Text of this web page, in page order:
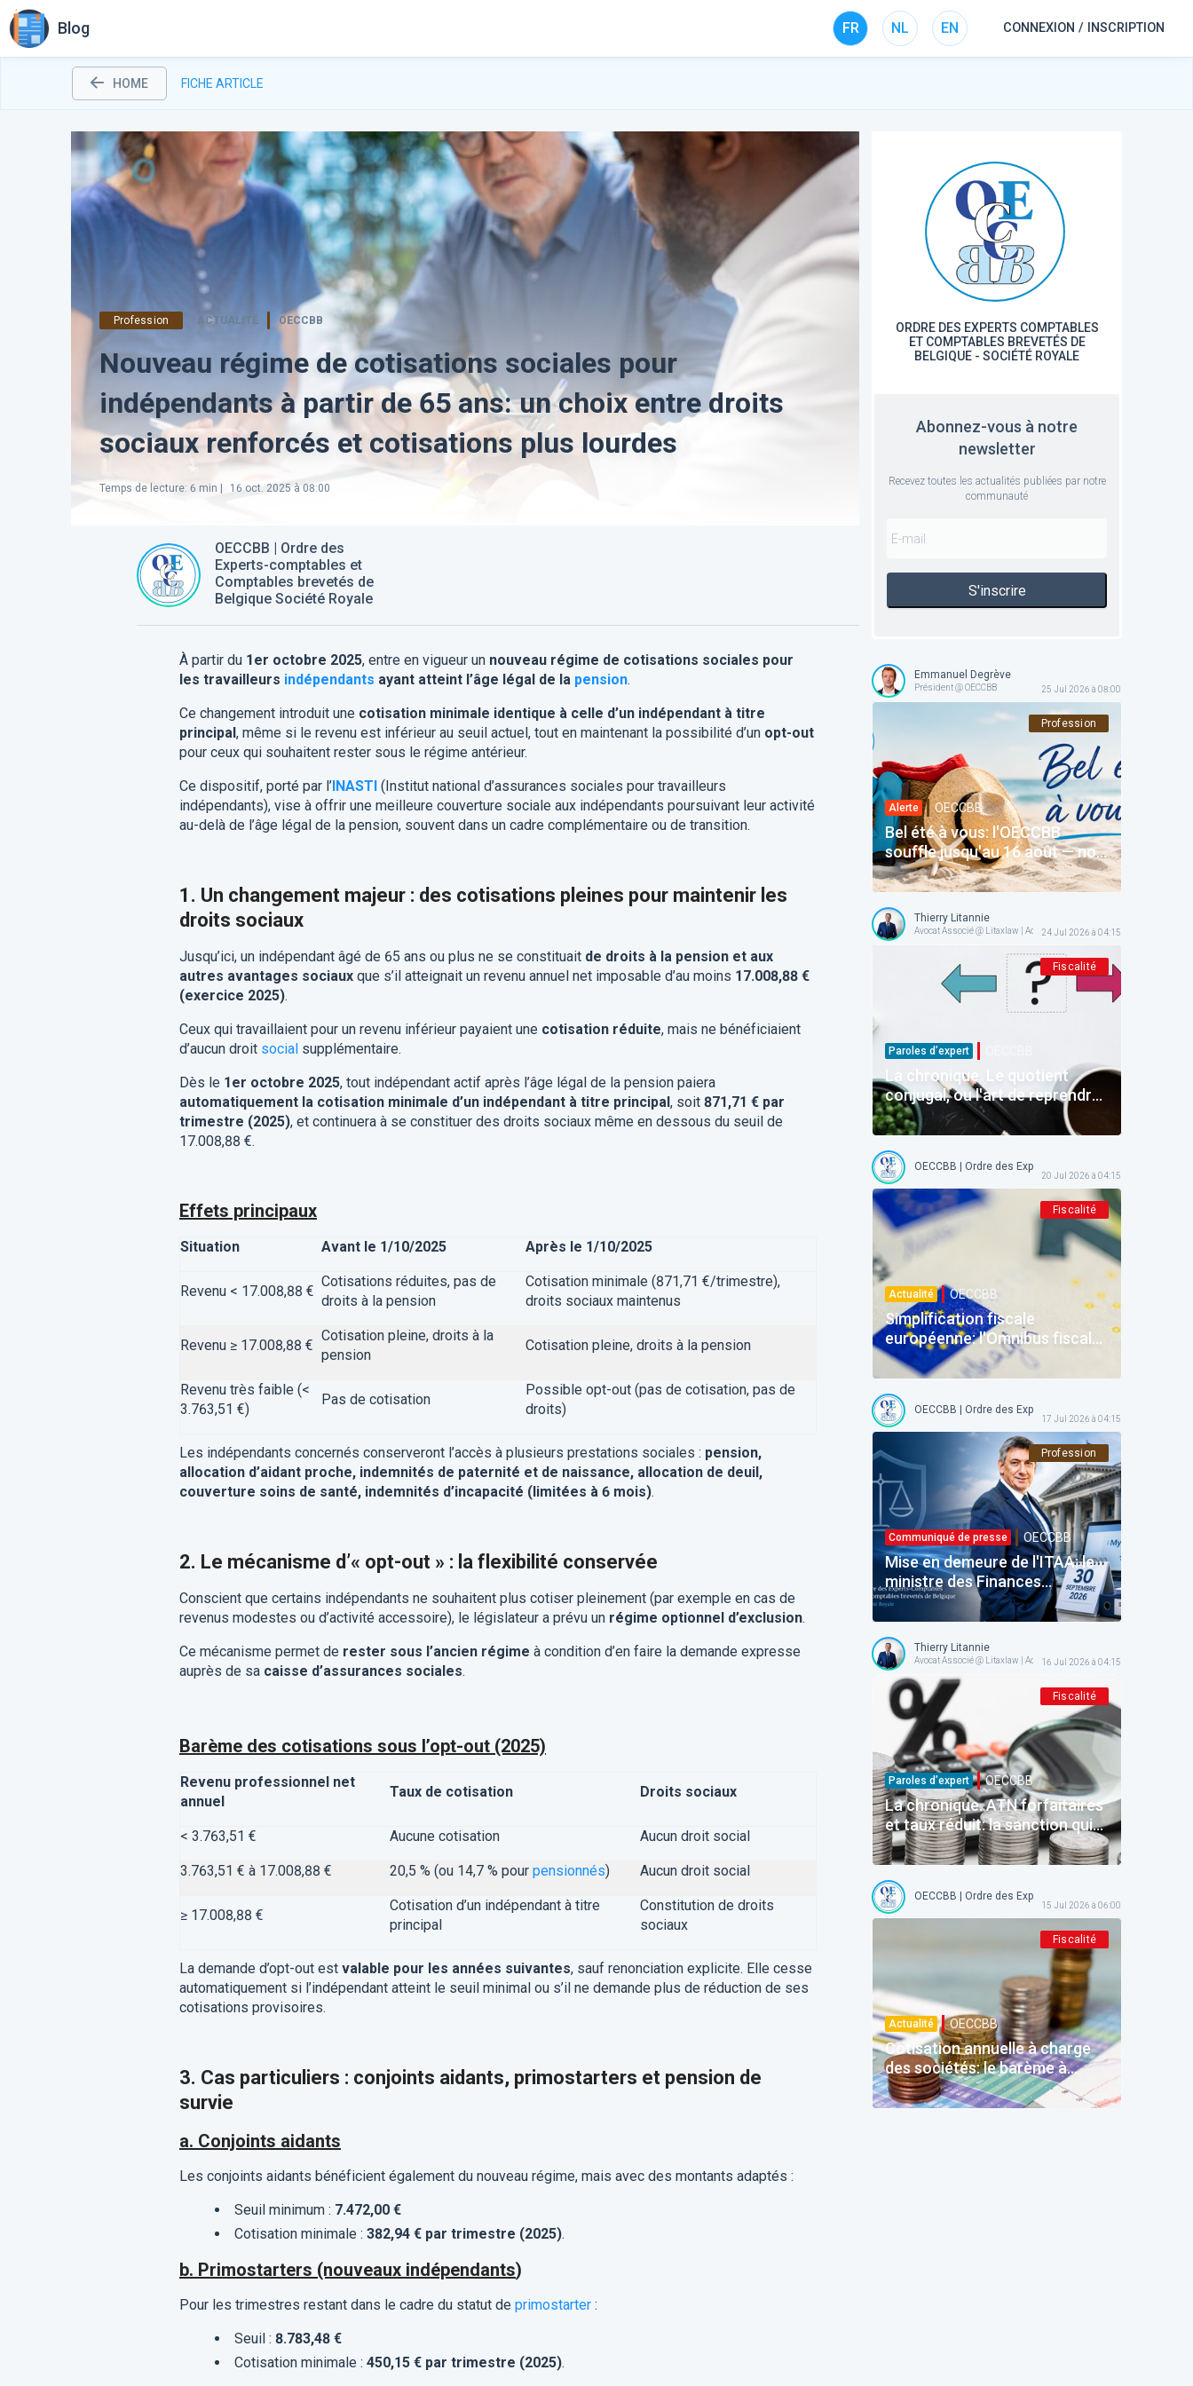
Blog FR NL EN CONNEXION / INSCRIPTION
HOME FICHE ARTICLE
Profession ACTUALITÉ OECCBB
Nouveau régime de cotisations sociales pour
indépendants à partir de 65 ans: un choix entre droits
sociaux renforcés et cotisations plus lourdes
Temps de lecture: 6 min | 16 oct. 2025 à 08:00
OECCBB | Ordre des
Experts-comptables et
Comptables brevetés de
Belgique Société Royale
À partir du 1er octobre 2025, entre en vigueur un nouveau régime de cotisations sociales pour
les travailleurs indépendants ayant atteint l’âge légal de la pension.
Ce changement introduit une cotisation minimale identique à celle d’un indépendant à titre
principal, même si le revenu est inférieur au seuil actuel, tout en maintenant la possibilité d’un opt-out
pour ceux qui souhaitent rester sous le régime antérieur.
Ce dispositif, porté par l’INASTI(Institut national d’assurances sociales pour travailleurs
indépendants), vise à offrir une meilleure couverture sociale aux indépendants poursuivant leur activité
au-delà de l’âge légal de la pension, souvent dans un cadre complémentaire ou de transition.
1. Un changement majeur : des cotisations pleines pour maintenir les
droits sociaux
Jusqu’ici, un indépendant âgé de 65 ans ou plus ne se constituait de droits à la pension et aux
autres avantages sociauxque s’il atteignait un revenu annuel net imposable d’au moins 17.008,88 €
(exercice 2025).
Ceux qui travaillaient pour un revenu inférieur payaient une cotisation réduite, mais ne bénéficiaient
d’aucun droit socialsupplémentaire.
Dès le 1er octobre 2025, tout indépendant actif après l’âge légal de la pension paiera
automatiquement la cotisation minimale d’un indépendant à titre principal, soit 871,71 € par
trimestre (2025), et continuera à se constituer des droits sociaux même en dessous du seuil de
17.008,88 €.
Effets principaux
Situation Avant le 1/10/2025 Après le 1/10/2025
Revenu < 17.008,88 €
Cotisations réduites, pas de
droits à la pension
Cotisation minimale (871,71 €/trimestre),
droits sociaux maintenus
Revenu ≥ 17.008,88 €
Cotisation pleine, droits à la
pension
Cotisation pleine, droits à la pension
Revenu très faible (<
3.763,51 €)
Pas de cotisation
Possible opt-out (pas de cotisation, pas de
droits)
Les indépendants concernés conserveront l’accès à plusieurs prestations sociales : pension,
allocation d’aidant proche, indemnités de paternité et de naissance, allocation de deuil,
couverture soins de santé, indemnités d’incapacité (limitées à 6 mois).
2. Le mécanisme d’« opt-out » : la flexibilité conservée
Conscient que certains indépendants ne souhaitent plus cotiser pleinement (par exemple en cas de
revenus modestes ou d’activité accessoire), le législateur a prévu un régime optionnel d’exclusion.
Ce mécanisme permet de rester sous l’ancien régime à condition d’en faire la demande expresse
auprès de sa caisse d’assurances sociales.
Barème des cotisations sous l’opt-out (2025)
Revenu professionnel net
annuel
Taux de cotisation Droits sociaux
< 3.763,51 € Aucune cotisation Aucun droit social
3.763,51 € à 17.008,88 € 20,5 % (ou 14,7 % pour pensionnés) Aucun droit social
≥ 17.008,88 €
Cotisation d’un indépendant à titre
principal
Constitution de droits
sociaux
La demande d’opt-out est valable pour les années suivantes, sauf renonciation explicite. Elle cesse
automatiquement si l’indépendant atteint le seuil minimal ou s’il ne demande plus de réduction de ses
cotisations provisoires.
3. Cas particuliers : conjoints aidants, primostarters et pension de
survie
a. Conjoints aidants
Les conjoints aidants bénéficient également du nouveau régime, mais avec des montants adaptés :
Seuil minimum : 7.472,00 €
Cotisation minimale : 382,94 € par trimestre (2025).
b. Primostarters (nouveaux indépendants)
Pour les trimestres restant dans le cadre du statut de primostarter:
Seuil : 8.783,48 €
Cotisation minimale : 450,15 € par trimestre (2025).
ORDRE DES EXPERTS COMPTABLES
ET COMPTABLES BREVETÉS DE
BELGIQUE - SOCIÉTÉ ROYALE
Abonnez-vous à notre
newsletter
Recevez toutes les actualités publiées par notre
communauté
S'inscrire
Emmanuel Degrève
Président @ OECCBB 25 Jul 2026 à 08:00
Profession
Alerte OECCBB
Bel été à vous: l'OECCBB
souffle jusqu'au 16 août — nos
services en ligne restent avec
vous
Thierry Litannie
Avocat Associé @ Litaxlaw | Administrateur @ OECCBB
24 Jul 2026 à 04:15
Fiscalité
Paroles d’expert
La chronique. Le quotient
conjugal, ou l'art de reprendre
avant d'avoir donné
OECCBB | Ordre des Experts-comptables et
20 Jul 2026 à 04:15
Fiscalité
Actualité OECCBB
Simplification fiscale
européenne: l'Omnibus fiscal
et la refonte de la DAC du 24
juin 2026
OECCBB | Ordre des Experts-comptables et
17 Jul 2026 à 04:15
Profession
Communiqué de presse OECCBB
Mise en demeure de l'ITAA: le
ministre des Finances
reconnaît la responsabilité de
l'État — place à l'exécution!
Thierry Litannie
Avocat Associé @ Litaxlaw | Administrateur @ OECCBB
16 Jul 2026 à 04:15
Fiscalité
Paroles d’expert OECCBB
La chronique. ATN forfaitaires
et taux réduit: la sanction qui
ne frappe que ceux qui étaient
en règle.
OECCBB | Ordre des Experts-comptables et
15 Jul 2026 à 06:00
Fiscalité
Actualité OECCBB
Cotisation annuelle à charge
des sociétés: le barème à
quatre tranches prévu dès
2026